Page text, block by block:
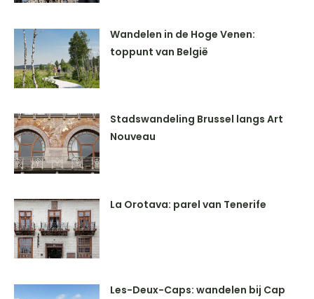
Wandelen in de Hoge Venen:
toppunt van België
Stadswandeling Brussel langs Art
Nouveau
La Orotava: parel van Tenerife
Les-Deux-Caps: wandelen bij Cap